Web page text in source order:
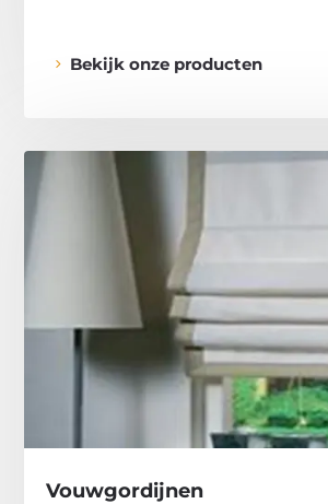
Bekijk onze producten
Vouwgordijnen